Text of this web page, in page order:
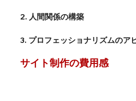
2. 人間関係の構築
3. プロフェッショナリズムのア
サイト制作の費用感